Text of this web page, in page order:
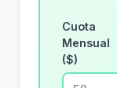
Cuota
Mensual
($)